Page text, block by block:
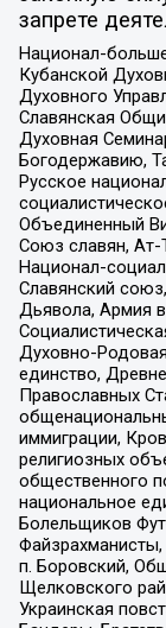
запрете
Национал-
Кубанской
Духовного
Славянская
Духовная
Богодержавию,
Русское
Объединенный
Союз славян,
Национал-
Славянский
Дьявола, Армия
Духовно-
единство,
Православных
иммиграции,
религиозных
общественного
национальное
Болельщиков
Файзрахманисты,
п. Боровский,
Щелковского
Украинская